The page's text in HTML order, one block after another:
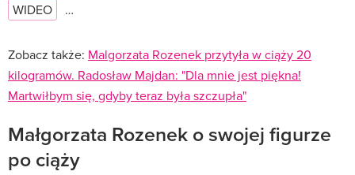
WIDEO …
Zobacz także: Malgorzata Rozenek przytyła w ciąży 20
kilogramów. Radosław Majdan: "Dla mnie jest piękna!
Martwiłbym się, gdyby teraz była szczupła"
Małgorzata Rozenek o swojej figurze
po ciąży